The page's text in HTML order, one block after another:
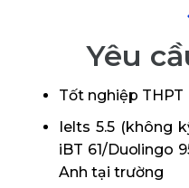
Yêu
Tốt nghiệp THPT
Ielts 5.5 (không
iBT 61/Duolingo
Anh tại trường